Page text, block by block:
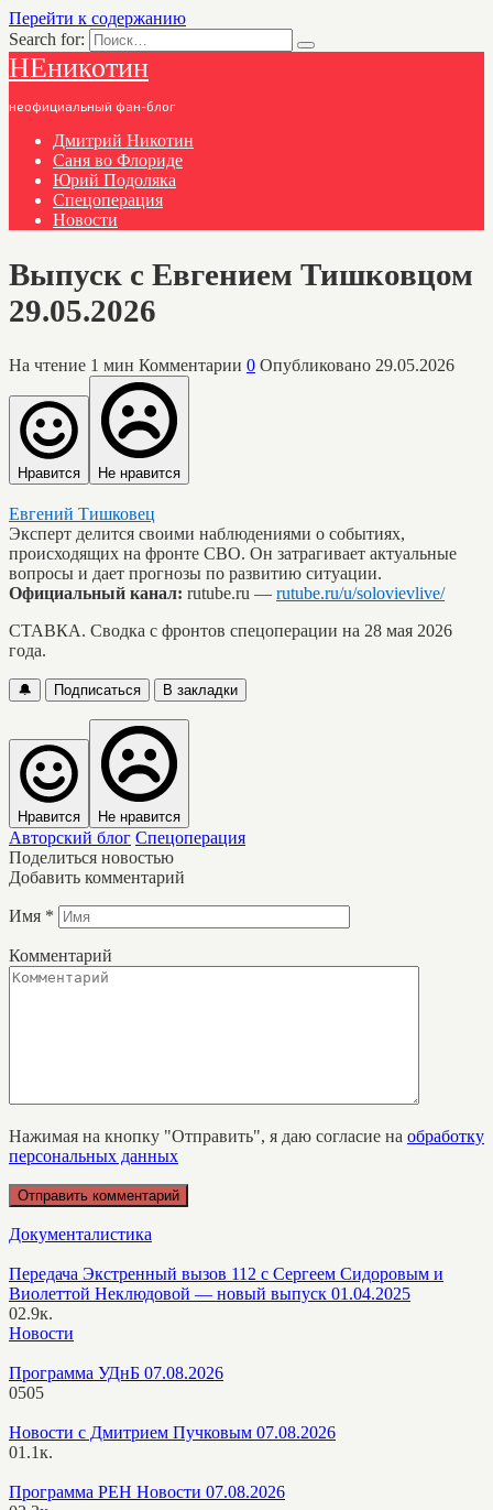
Перейти к содержанию
Search for:
НЕникотин
неофициальный фан-блог
Дмитрий Никотин
Саня во Флориде
Юрий Подоляка
Спецоперация
Новости
Выпуск с Евгением Тишковцом
29.05.2026
На чтение 1 мин Комментарии 0 Опубликовано 29.05.2026
Нравится Не нравится
Евгений Тишковец
Эксперт делится своими наблюдениями о событиях,
происходящих на фронте СВО. Он затрагивает актуальные
вопросы и дает прогнозы по развитию ситуации.
Официальный канал: rutube.ru — rutube.ru/u/solovievlive/
СТАВКА. Сводка с фронтов спецоперации на 28 мая 2026
года.
🔔 Подписаться В закладки
Нравится Не нравится
Авторский блог Спецоперация
Поделиться новостью
Добавить комментарий
Имя *
Комментарий
Нажимая на кнопку "Отправить", я даю согласие на обработку
персональных данных
Документалистика
Передача Экстренный вызов 112 с Сергеем Сидоровым и
Виолеттой Неклюдовой — новый выпуск 01.04.2025
02.9к.
Новости
Программа УДнБ 07.08.2026
0505
Новости с Дмитрием Пучковым 07.08.2026
01.1к.
Программа РЕН Новости 07.08.2026